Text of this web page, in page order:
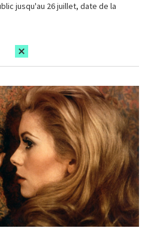
jusqu'au 26 juillet, date de la